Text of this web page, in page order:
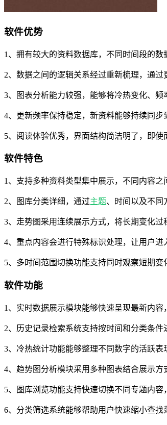
软件优势
1、拥有较大的资料数据库，不同时间段的
2、数据之间的逻辑关系经过重新梳理，通
3、图表分析能力较强，能够将冷热变化、频
4、更新频率保持稳定，新资料能够持续同
5、阅读体验优秀，界面结构简洁明了，即
软件特色
1、支持多种资料类型集中展示，不同内容
2、图库分类详细，通过主题、时间以及不同
3、走势图采用连续展示方式，将长期变化过
4、重点内容会进行特殊标识处理，让用户进
5、多时间范围切换功能支持同时观察短期
软件功能
1、实时数据展示模块能够快速呈现最新内容
2、历史记录检索系统支持按时间和分类条件
3、冷热统计功能能够整理不同数字的活跃表
4、趋势图分析模块采用多种图表结合展示方
5、图库浏览功能支持快速切换不同专题内容
6、分类筛选系统能够帮助用户快速缩小查找